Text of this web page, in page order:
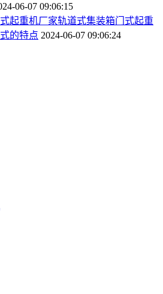
06-07 09:06:15
起重机厂家轨道式集装箱门式起重
的特点 2024-06-07 09:06:24